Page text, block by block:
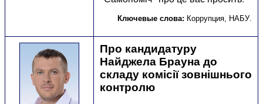
Ключевые слова: Коррупция НАБУ.
Про кандидатуру
Найджела Брауна до
складу комісії зовнішнього
контролю